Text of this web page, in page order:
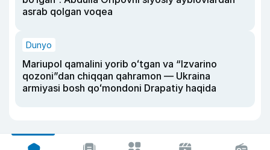
asrab qolgan voqea
Dunyo
Mariupol qamalini yorib oʻtgan va “Izvarino
qozoni”dan chiqqan qahramon — Ukraina
armiyasi bosh qoʻmondoni Drapatiy haqida